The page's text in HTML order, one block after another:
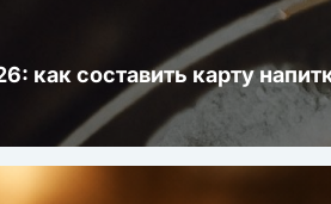
как составить карту